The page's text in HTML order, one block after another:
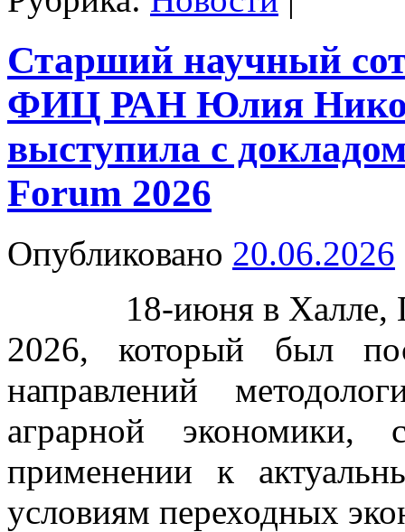
Старший научный
ФИЦ РАН Юлия
выступила с
Forum 2026
Опубликовано 20.06.2026
18-июня в Халле,
2026, который был
направлений
аграрной
применении к
условиям переходных